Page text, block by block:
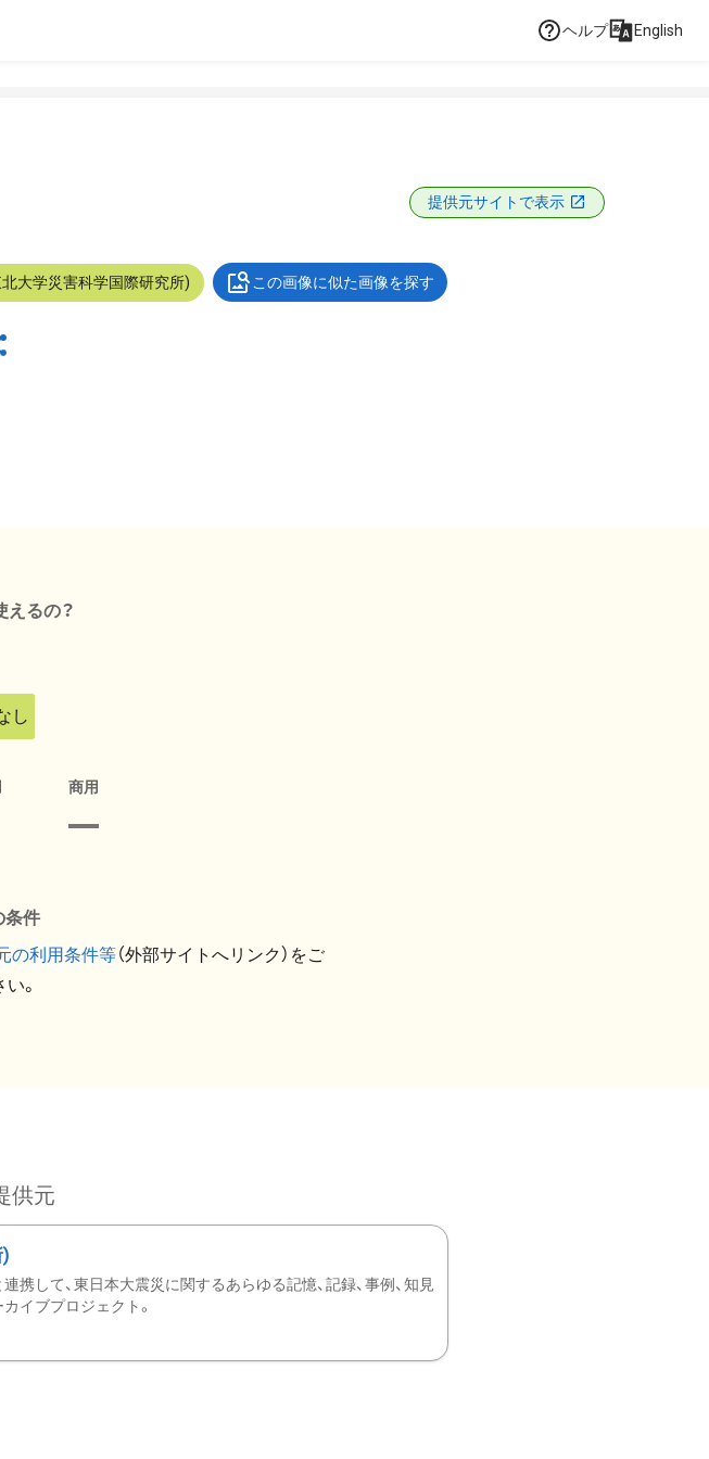
ヘルプ English
提供元サイトで表示
大学災害科学国際研究所) この画像に似た画像を探す
えるの？
し
商用
条件
の利用条件等（外部サイトへリンク）をご
。
供元
して、東日本大震災に関するあらゆる記憶、記録、事例、知見
イブプロジェクト。